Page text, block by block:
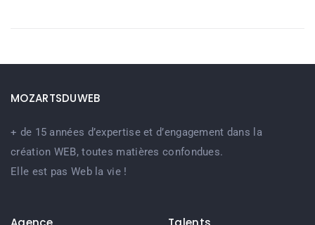
MOZARTSDUWEB
+ de 15 années d’expertise et d’engagement dans la
création WEB, toutes matières confondues.
Elle est pas Web la vie !